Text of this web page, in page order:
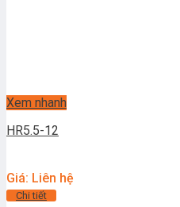
Xem nhanh
HR5.5-12
Giá: Liên hệ
Chi tiết